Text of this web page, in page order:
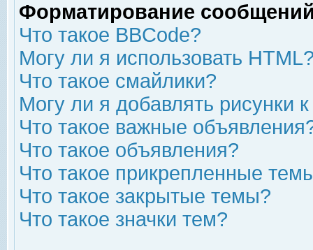
Форматирование
Что такое BBCode?
Могу ли я использовать
Что такое смайлики?
Могу ли я добавлять рисунки
Что такое важные
Что такое объявления?
Что такое прикрепленные
Что такое закрытые темы?
Что такое значки тем?